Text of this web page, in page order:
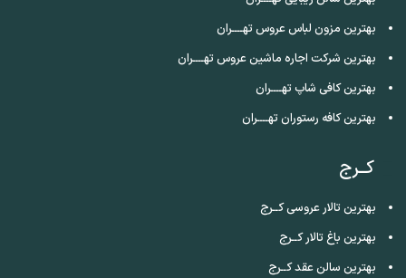
بهترین مزون لباس عروس تهــــران
بهترین شرکت اجاره ماشین عروس تهــــران
بهترین کافی شاپ تهــــران
بهترین کافه رستوران تهــــران
کــرج
بهترین تالار عروسی کــرج
بهترین باغ تالار کــرج
بهترین سالن عقد کــرج